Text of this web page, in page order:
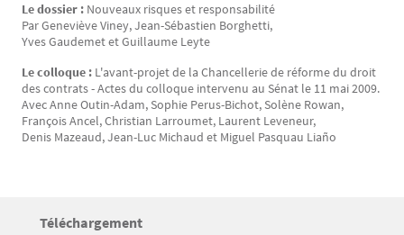
Le dossier : Nouveaux risques et responsabilité
Par Geneviève Viney, Jean-Sébastien Borghetti,
Yves Gaudemet et Guillaume Leyte
Le colloque : L'avant-projet de la Chancellerie de réforme du droit
des contrats - Actes du colloque intervenu au Sénat le 11 mai 2009.
Avec Anne Outin-Adam, Sophie Perus-Bichot, Solène Rowan,
François Ancel, Christian Larroumet, Laurent Leveneur,
Denis Mazeaud, Jean-Luc Michaud et Miguel Pasquau Liaño
Bloc(s) libre(s)
Titre
Téléchargement